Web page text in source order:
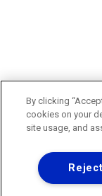
By clicking
cookies on your
site usage, and
Reject